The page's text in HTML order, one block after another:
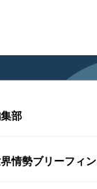
部
情勢ブリーフィ